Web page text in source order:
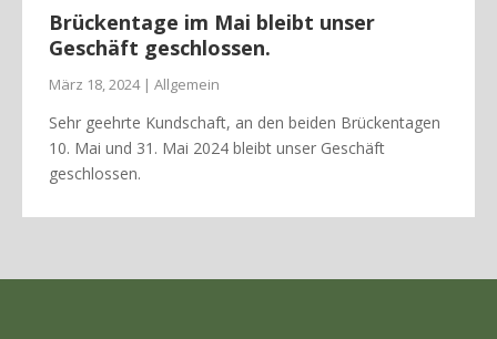
Brückentage im Mai bleibt unser
Geschäft geschlossen.
März 18, 2024 | Allgemein
Sehr geehrte Kundschaft, an den beiden Brückentagen
10. Mai und 31. Mai 2024 bleibt unser Geschäft
geschlossen.